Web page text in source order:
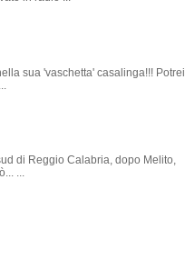
sua 'vaschetta' casalinga!!! Potrei
di Reggio Calabria, dopo Melito,
...